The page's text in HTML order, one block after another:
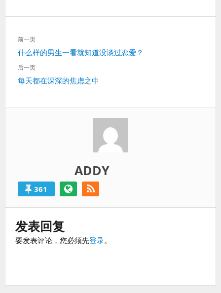
算
文
章
导
航
前一页
上
一
什么样的男生一看就知道没谈过恋爱？
后一页
下
每天都在深深的焦虑之中
ADDY
361
发表回复
要发表评论，您必须先登录。